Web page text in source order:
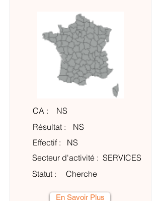
CA :
NS
Résultat :
NS
Effectif :
NS
Secteur d'activité : SERVICES
Statut :
Cherche
En Savoir Plus